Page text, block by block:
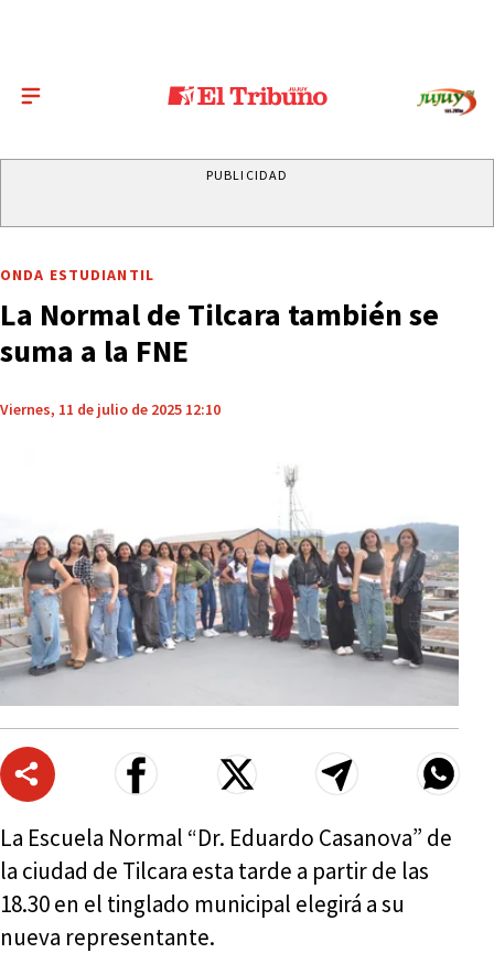
PUBLICIDAD
ONDA ESTUDIANTIL
La Normal de Tilcara también se
suma a la FNE
Viernes, 11 de julio de 2025 12:10
La Escuela Normal “Dr. Eduardo Casanova” de
la ciudad de Tilcara esta tarde a partir de las
18.30 en el tinglado municipal elegirá a su
nueva representante.